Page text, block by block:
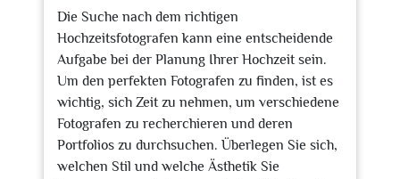
Die Suche nach dem richtigen
Hochzeitsfotografen kann eine entscheidende
Aufgabe bei der Planung Ihrer Hochzeit sein.
Um den perfekten Fotografen zu finden, ist es
wichtig, sich Zeit zu nehmen, um verschiedene
Fotografen zu recherchieren und deren
Portfolios zu durchsuchen. Überlegen Sie sich,
welchen Stil und welche Ästhetik Sie